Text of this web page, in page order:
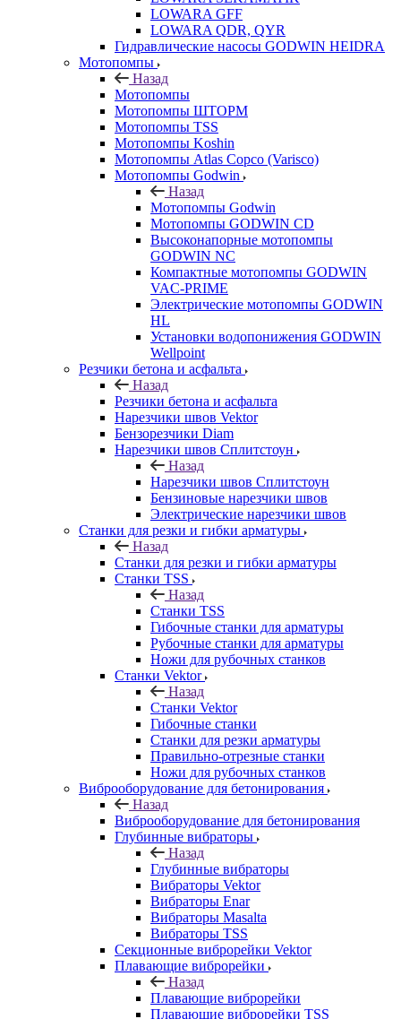
LOWARA GFF
LOWARA QDR, QYR
Гидравлические насосы GODWIN HEIDRA
Мотопомпы
Назад
Мотопомпы
Мотопомпы ШТОРМ
Мотопомпы TSS
Мотопомпы Koshin
Мотопомпы Atlas Copco (Varisco)
Мотопомпы Godwin
Назад
Мотопомпы Godwin
Мотопомпы GODWIN CD
Высоконапорные мотопомпы
GODWIN NC
Компактные мотопомпы GODWIN
VAC-PRIME
Электрические мотопомпы GODWIN
HL
Установки водопонижения GODWIN
Wellpoint
Резчики бетона и асфальта
Назад
Резчики бетона и асфальта
Нарезчики швов Vektor
Бензорезчики Diam
Нарезчики швов Сплитстоун
Назад
Нарезчики швов Сплитстоун
Бензиновые нарезчики швов
Электрические нарезчики швов
Станки для резки и гибки арматуры
Назад
Станки для резки и гибки арматуры
Станки TSS
Назад
Станки TSS
Гибочные станки для арматуры
Рубочные станки для арматуры
Ножи для рубочных станков
Станки Vektor
Назад
Станки Vektor
Гибочные станки
Станки для резки арматуры
Правильно-отрезные станки
Ножи для рубочных станков
Виброоборудование для бетонирования
Назад
Виброоборудование для бетонирования
Глубинные вибраторы
Назад
Глубинные вибраторы
Вибраторы Vektor
Вибраторы Enar
Вибраторы Masalta
Вибраторы TSS
Секционные виброрейки Vektor
Плавающие виброрейки
Назад
Плавающие виброрейки
Плавающие виброрейки TSS